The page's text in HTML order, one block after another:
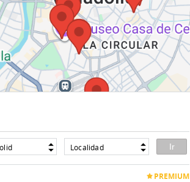
Localidad
PREMIUM